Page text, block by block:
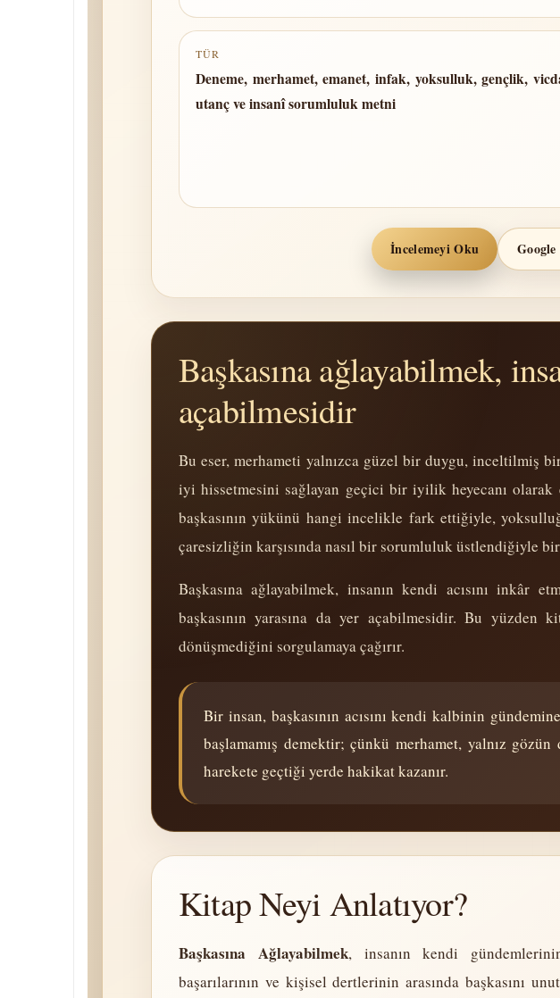
TÜR
Deneme, merhamet, emanet, infak, yoksulluk, gençlik,
utanç ve insanî sorumluluk metni
İncelemeyi Oku
Başkasına ağlayabilmek,
açabilmesidir
Bu eser, merhameti yalnızca güzel bir duygu, inceltilmiş
iyi hissetmesini sağlayan geçici bir iyilik heyecanı olarak
başkasının yükünü hangi incelikle fark ettiğiyle,
çaresizliğin karşısında nasıl bir sorumluluk üstlendiğiyle
Başkasına ağlayabilmek, insanın kendi acısını inkâr
başkasının yarasına da yer açabilmesidir. Bu yüzden
dönüşmediğini sorgulamaya çağırır.
Bir insan, başkasının acısını kendi kalbinin
başlamamış demektir; çünkü merhamet, yalnız
harekete geçtiği yerde hakikat kazanır.
Kitap Neyi Anlatıyor?
Başkasına Ağlayabilmek, insanın kendi
başarılarının ve kişisel dertlerinin arasında başkasını